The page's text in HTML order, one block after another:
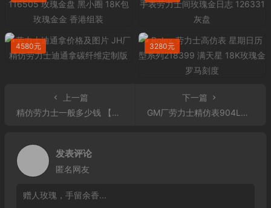
4580元 3280元
上一篇
精仿劳力士一般多少钱 【GM厂】精仿劳力士顶级精仿表
下一篇
GM厂劳力士精仿表904L精钢表带 劳力士日志精仿的几多钱
发表评论
匿名网友